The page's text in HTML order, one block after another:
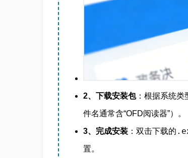
2、下载安装包：根据系统类
件名通常含“OFD阅读器”）。
3、完成安装：双击下载的
置。